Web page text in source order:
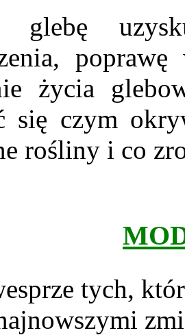
glebę
życia
się czym
rośliny i co
tych,